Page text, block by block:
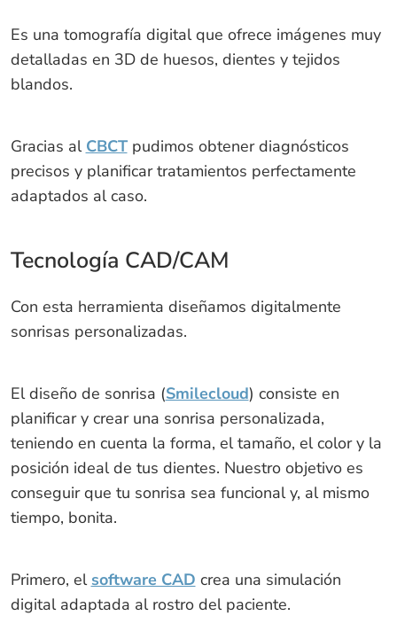
Es una tomografía digital que ofrece imágenes muy
detalladas en 3D de huesos, dientes y tejidos
blandos.
Gracias al CBCTpudimos obtener diagnósticos
precisos y planificar tratamientos perfectamente
adaptados al caso.
Tecnología CAD/CAM
Con esta herramienta diseñamos digitalmente
sonrisas personalizadas.
El diseño de sonrisa (Smilecloud) consiste en
planificar y crear una sonrisa personalizada,
teniendo en cuenta la forma, el tamaño, el color y la
posición ideal de tus dientes. Nuestro objetivo es
conseguir que tu sonrisa sea funcional y, al mismo
tiempo, bonita.
Primero, el software CAD crea una simulación
digital adaptada al rostro del paciente.